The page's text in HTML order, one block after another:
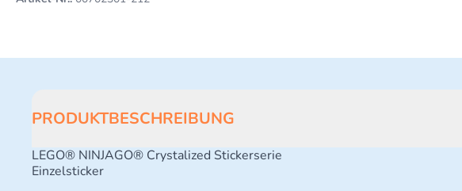
PRODUKTBESCHREIBUNG
LEGO® NINJAGO® Crystalized Stickerserie
Einzelsticker